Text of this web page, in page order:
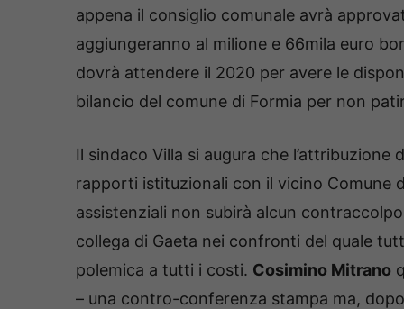
appena il consiglio comunale avrà
aggiungeranno al milione e 66mila euro
dovrà attendere il 2020 per avere le
bilancio del comune di Formia per non
Il sindaco Villa si augura che
rapporti istituzionali con il vicino Comune
assistenziali non subirà alcun
collega di Gaeta nei confronti del quale
polemica a tutti i costi. Cosimino Mitrano
– una contro-conferenza stampa ma,